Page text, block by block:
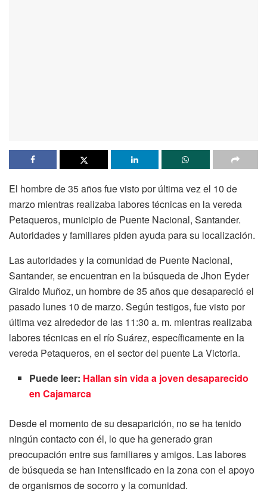
El hombre de 35 años fue visto por última vez el 10 de
marzo mientras realizaba labores técnicas en la vereda
Petaqueros, municipio de Puente Nacional, Santander.
Autoridades y familiares piden ayuda para su localización.
Las autoridades y la comunidad de Puente Nacional,
Santander, se encuentran en la búsqueda de Jhon Eyder
Giraldo Muñoz, un hombre de 35 años que desapareció el
pasado lunes 10 de marzo. Según testigos, fue visto por
última vez alrededor de las 11:30 a. m. mientras realizaba
labores técnicas en el río Suárez, específicamente en la
vereda Petaqueros, en el sector del puente La Victoria.
Puede leer: Hallan sin vida a joven desaparecido
en Cajamarca
Desde el momento de su desaparición, no se ha tenido
ningún contacto con él, lo que ha generado gran
preocupación entre sus familiares y amigos. Las labores
de búsqueda se han intensificado en la zona con el apoyo
de organismos de socorro y la comunidad.